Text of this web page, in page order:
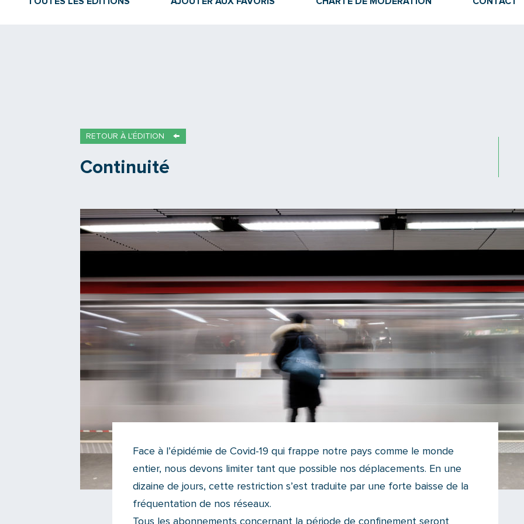
RETOUR À L'ÉDITION
Continuité
Face à l’épidémie de Covid-19 qui frappe notre pays comme le monde
entier, nous devons limiter tant que possible nos déplacements. En une
dizaine de jours, cette restriction s’est traduite par une forte baisse de la
fréquentation de nos réseaux.
Tous les abonnements concernant la période de confinement seront